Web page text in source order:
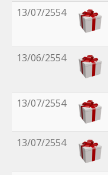
13/07/2554
13/06/2554
13/07/2554
13/07/2554